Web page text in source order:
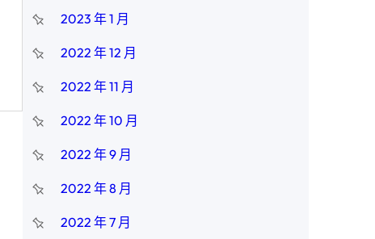
2023 年 1 月
2022 年 12 月
2022 年 11 月
2022 年 10 月
2022 年 9 月
2022 年 8 月
2022 年 7 月